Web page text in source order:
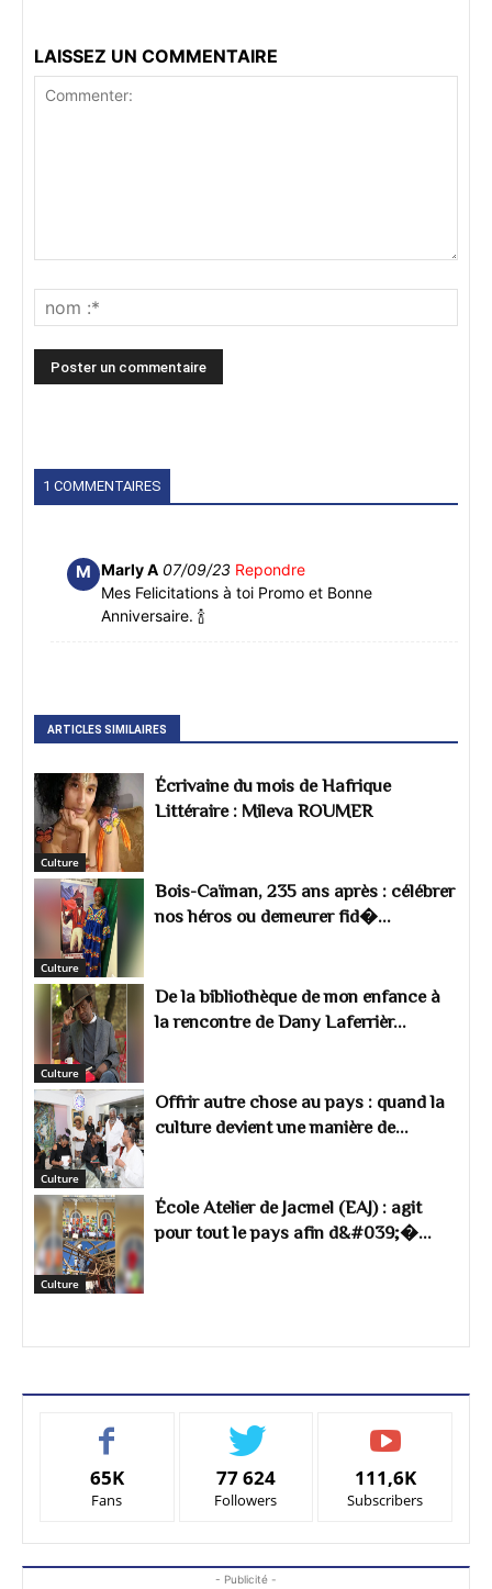
LAISSEZ UN COMMENTAIRE
1 COMMENTAIRES
M Marly A 07/09/23 Repondre
Mes Felicitations à toi Promo et Bonne
Anniversaire. 🍾
ARTICLES SIMILAIRES
Culture
Écrivaine du mois de Hafrique
Littéraire : Mileva ROUMER
Culture
Bois-Caïman, 235 ans après : célébrer
nos héros ou demeurer fid�...
Culture
De la bibliothèque de mon enfance à
la rencontre de Dany Laferrièr...
Culture
Offrir autre chose au pays : quand la
culture devient une manière de...
Culture
École Atelier de Jacmel (EAJ) : agit
pour tout le pays afin d&#039;�...
65K
Fans
77 624
Followers
111,6K
Subscribers
- Publicité -